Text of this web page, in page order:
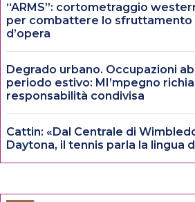
“ARMS”: cortometraggio
per combattere lo sfruttamento
d’opera
Degrado urbano. Occupazioni
periodo estivo: MI’mpegno
responsabilità condivisa
Cattin: «Dal Centrale di
Daytona, il tennis parla la lingua